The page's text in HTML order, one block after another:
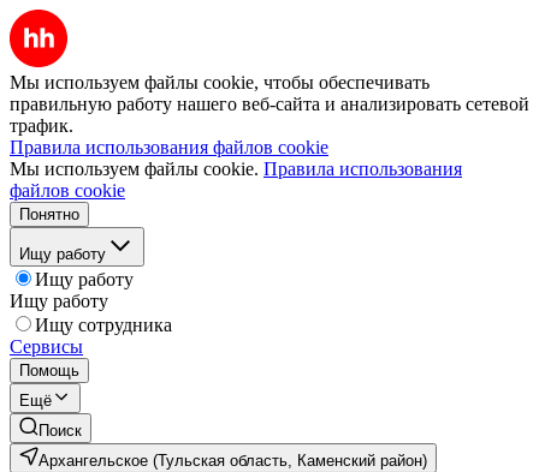
Мы используем файлы cookie, чтобы обеспечивать
правильную работу нашего веб-сайта и анализировать сетевой
трафик.
Правила использования файлов cookie
Мы используем файлы cookie. Правила использования
файлов cookie
Понятно
Ищу работу
Ищу работу
Ищу работу
Ищу сотрудника
Сервисы
Помощь
Ещё
Поиск
Архангельское (Тульская область, Каменский район)